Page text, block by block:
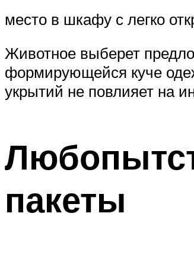
место в шкафу с легко
Животное выберет
формирующейся куче
укрытий не повлияет на
пакеты